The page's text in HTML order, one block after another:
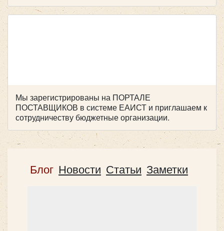
Мы зарегистрированы на ПОРТАЛЕ
ПОСТАВЩИКОВ в системе ЕАИСТ и приглашаем к
сотрудничеству бюджетные организации.
Блог Новости Статьи Заметки